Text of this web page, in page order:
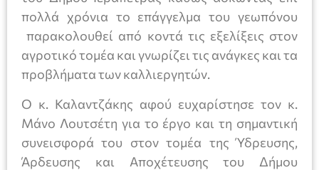
πολλά χρόνια το επάγγελμα του γεωπόνου
παρακολουθεί από κοντά τις εξελίξεις στον
αγροτικό τομέα και γνωρίζει τις ανάγκες και τα
προβλήματα των καλλιεργητών.
Ο κ. Καλαντζάκης αφού ευχαρίστησε τον κ.
Μάνο Λουτσέτη για το έργο και τη σημαντική
συνεισφορά του στον τομέα της Ύδρευσης,
Άρδευσης και Αποχέτευσης του Δήμου